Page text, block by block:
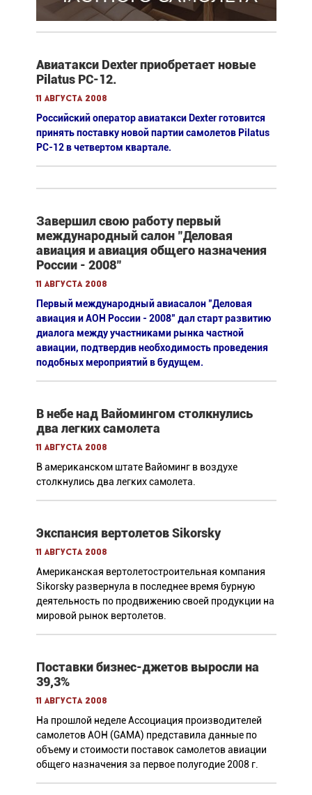
Авиатакси Dexter приобретает новые
Pilatus PC-12.
11 августа 2008
Российский оператор авиатакси Dexter готовится
принять поставку новой партии самолетов Pilatus
PC-12 в четвертом квартале.
Завершил свою работу первый
международный салон "Деловая
авиация и авиация общего назначения
России - 2008"
11 августа 2008
Первый международный авиасалон "Деловая
авиация и АОН России - 2008" дал старт развитию
диалога между участниками рынка частной
авиации, подтвердив необходимость проведения
подобных мероприятий в будущем.
В небе над Вайомингом столкнулись
два легких самолета
11 августа 2008
В американском штате Вайоминг в воздухе
столкнулись два легких самолета.
Экспансия вертолетов Sikorsky
11 августа 2008
Американская вертолетостроительная компания
Sikorsky развернула в последнее время бурную
деятельность по продвижению своей продукции на
мировой рынок вертолетов.
Поставки бизнес-джетов выросли на
39,3%
11 августа 2008
На прошлой неделе Ассоциация производителей
самолетов АОН (GAMA) представила данные по
объему и стоимости поставок самолетов авиации
общего назначения за первое полугодие 2008 г.